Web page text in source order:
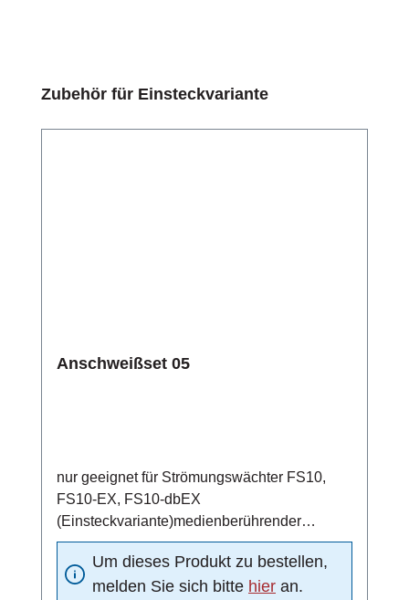
Produktgalerie überspringen
Zubehör für Einsteckvariante
Anschweißset 05
nur geeignet für Strömungswächter FS10,
FS10-EX, FS10-dbEX
(Einsteckvariante)medienberührender
Werkstoff Edelstahl 1.4571
Um dieses Produkt zu bestellen,
melden Sie sich bitte hier an.